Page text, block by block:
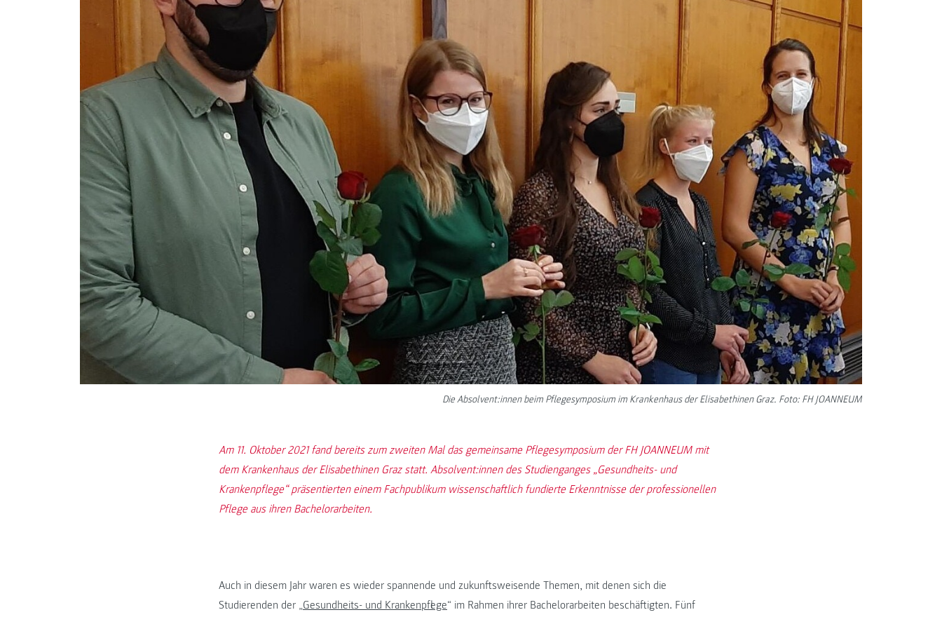
Die Absolvent:innen beim Pflegesymposium im Krankenhaus der Elisabethinen Graz. Foto: FH JOANNEUM
Am 11. Oktober 2021 fand bereits zum zweiten Mal das gemeinsame Pflegesymposium der FH JOANNEUM mit
dem Krankenhaus der Elisabethinen Graz statt. Absolvent:innen des Studienganges „Gesundheits- und
Krankenpflege“ präsentierten einem Fachpublikum wissenschaftlich fundierte Erkenntnisse der professionellen
Pflege aus ihren Bachelorarbeiten.
Auch in diesem Jahr waren es wieder spannende und zukunftsweisende Themen, mit denen sich die
Studierenden der „Gesundheits- und Krankenpflege“ im Rahmen ihrer Bachelorarbeiten beschäftigten. Fünf